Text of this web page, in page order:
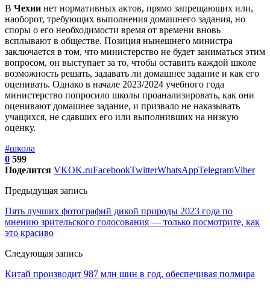
В Чехии нет нормативных актов, прямо запрещающих или,
наоборот, требующих выполнения домашнего задания, но
споры о его необходимости время от времени вновь
всплывают в обществе. Позиция нынешнего министра
заключается в том, что министерство не будет заниматься этим
вопросом, он выступает за то, чтобы оставить каждой школе
возможность решать, задавать ли домашнее задание и как его
оценивать. Однако в начале 2023/2024 учебного года
министерство попросило школы проанализировать, как они
оценивают домашнее задание, и призвало не наказывать
учащихся, не сдавших его или выполнивших на низкую
оценку.
#школа
0 599
Поделится VKOK.ruFacebookTwitterWhatsAppTelegramViber
Предыдущая запись
Пять лучших фотографий дикой природы 2023 года по
мнению зрительского голосования — только посмотрите, как
это красиво
Следующая запись
Китай производит 987 млн шин в год, обеспечивая полмира